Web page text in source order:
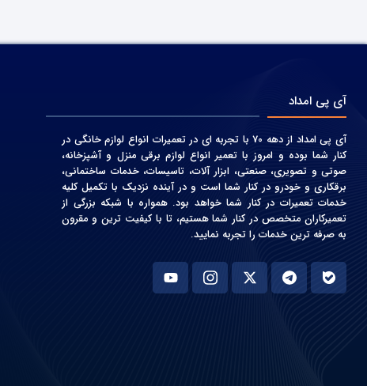
آی پی امداد
آی پی امداد از دهه 70 با تجربه ای در تعمیرات انواع لوازم خانگی در
کنار شما بوده و امروز با تعمیر انواع لوازم برقی منزل و آشپزخانه،
صوتی و‌ تصویری، صنعتی، ابزار آلات، تاسیسات، خدمات ساختمانی،
برقکاری و خودرو در کنار شما است و در آینده نزدیک با تکمیل کلیه
خدمات تعمیرات در کنار شما خواهد بود. همواره با شبکه بزرگی از
تعمیرکاران متخصص در کنار شما هستیم، تا با کیفیت ترین و مقرون
به صرفه ترین خدمات را تجربه نمایید.